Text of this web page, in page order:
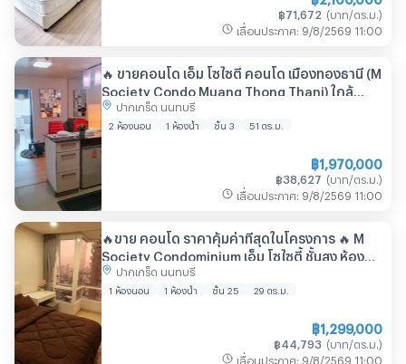
฿ 71,672 (บาท/ตร.ม. )
เลื่อนประกาศ : 9/8/2569 11:00
🔥 ขายคอนโด เอ็ม โซไซตี้ คอนโด เมืองทองธานี (M
Society Condo Muang Thong Thani) ใกล้
รถไฟฟ้าสายสีชมพู
ปากเกร็ด นนทบุรี
2 ห้องนอน 1 ห้องน้ำ ชั้น 3 51 ตร.ม.
฿1,970,000
฿ 38,627 (บาท/ตร.ม. )
เลื่อนประกาศ : 9/8/2569 11:00
🔥ขาย คอนโด ราคาคุ้มค่าที่สุดในโครงการ 🔥 M
Society Condominium เอ็ม โซไซตี้ ชั้นสูง ห้อง
สวยราคาสุดพิเศษ ทำเลดีเมืองทองธานี
ปากเกร็ด นนทบุรี
1 ห้องนอน 1 ห้องน้ำ ชั้น 25 29 ตร.ม.
฿1,299,000
฿ 44,793 (บาท/ตร.ม. )
เลื่อนประกาศ : 9/8/2569 11:00